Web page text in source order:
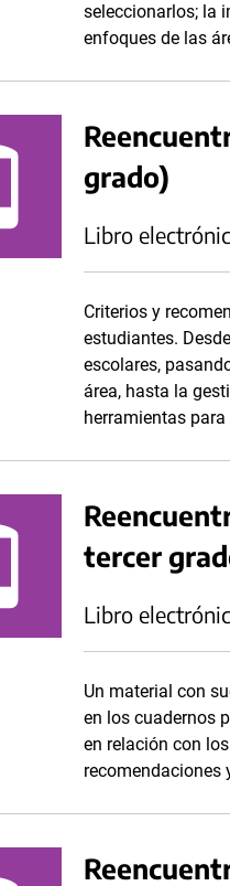
seleccionarlos; la
enfoques de las
grado)
Libro
Criterios y
estudiantes.
escolares,
área, hasta la
herramientas
tercer
Libro
Un material con
en los cuadernos
en relación con
recomendaciones